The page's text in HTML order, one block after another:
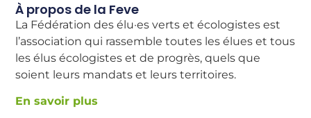
À propos de la Feve
La Fédération des élu·es verts et écologistes est
l’association qui rassemble toutes les élues et tous
les élus écologistes et de progrès, quels que
soient leurs mandats et leurs territoires.
En savoir plus